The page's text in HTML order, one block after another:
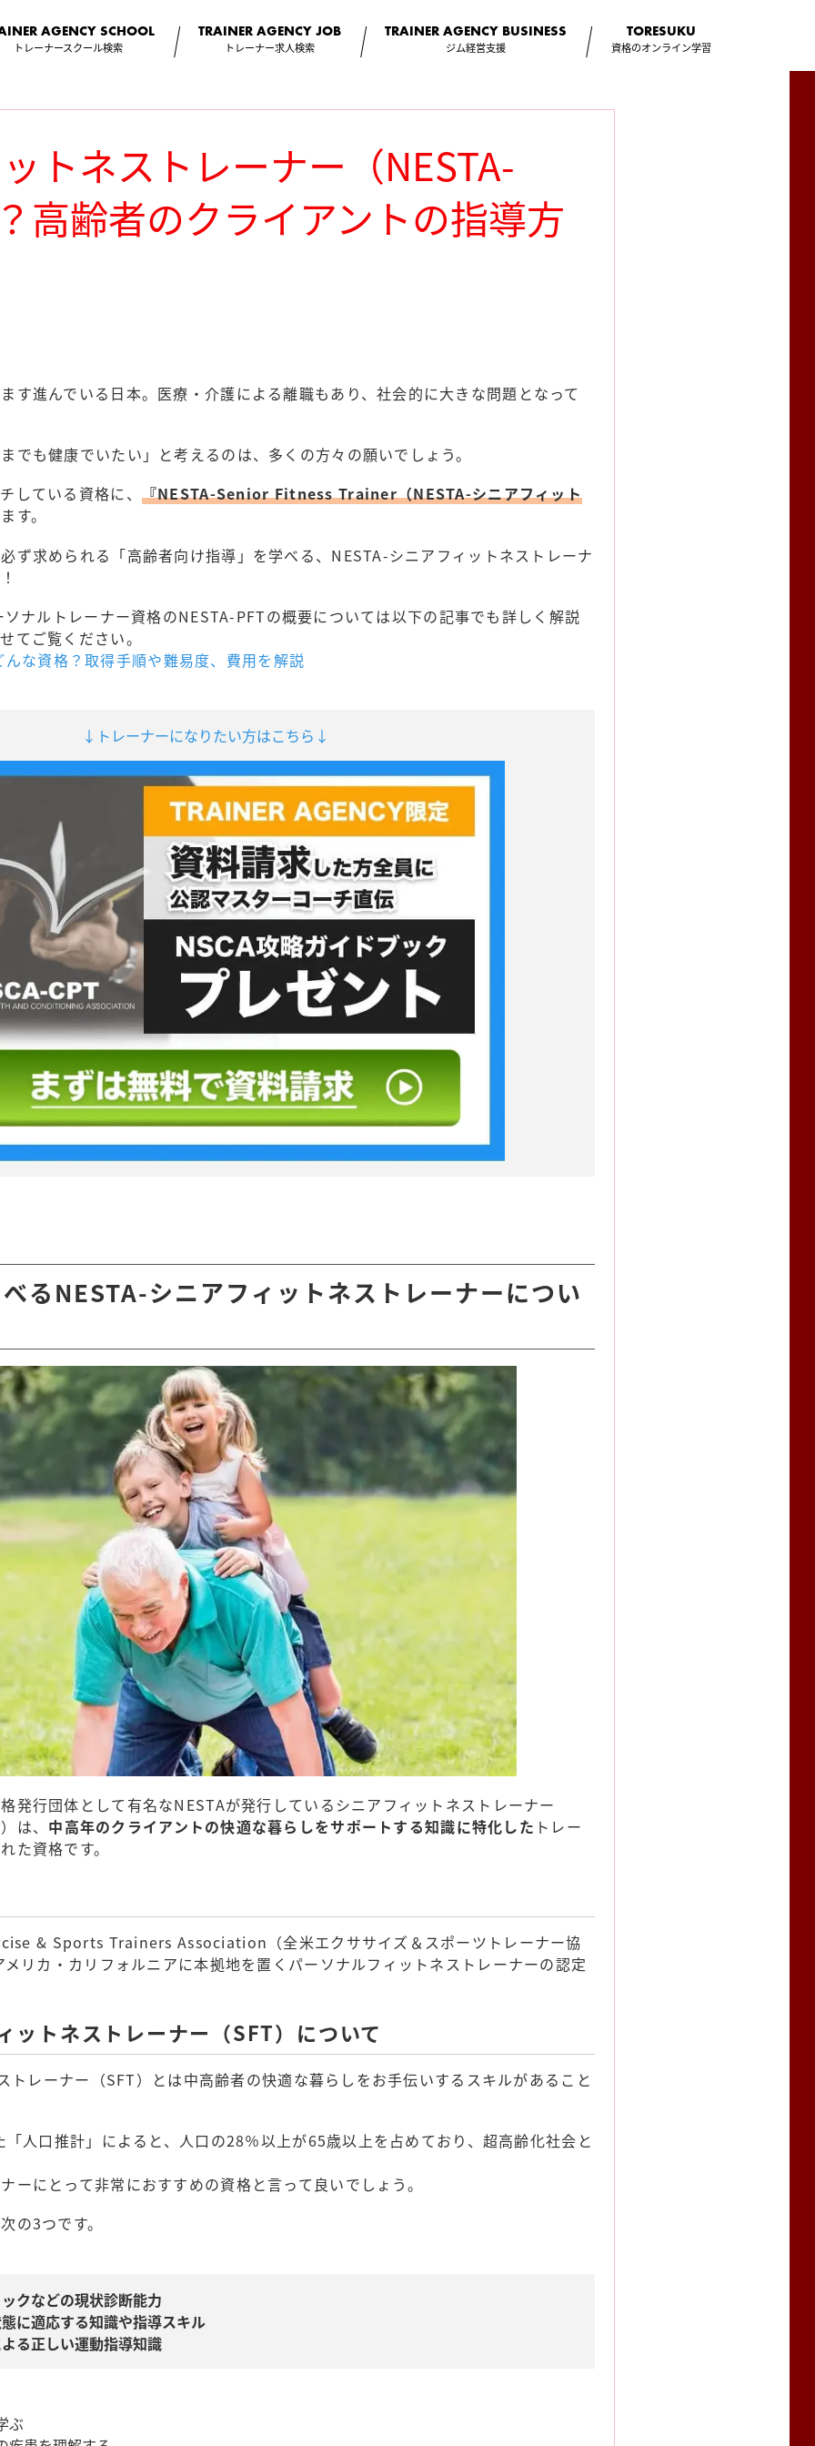
AGENCY SCHOOL
トレーナースクール検索
TRAINER AGENCYJOB
トレーナー求人検索
TRAINER AGENCY BUSINESS
ジム経営支援
TORESUKU
資格のオンライン学習
トネストレーナー（NESTA-
高齢者のクライアントの指導方
す進んでいる日本。医療・介護による離職もあり、社会的に大きな問題となって
でも健康でいたい」と考えるのは、多くの方々の願いでしょう。
している資格に、 『NESTA-Senior Fitness Trainer（NESTA-シニアフィット
す。
ず求められる「高齢者向け指導」を学べる、NESTA-シニアフィットネストレーナ
ナルトレーナー資格のNESTA-PFTの概要については以下の記事でも詳しく解説
てご覧ください。
な資格？取得手順や難易度、費用を解説
↓トレーナーになりたい方はこちら↓
るNESTA-シニアフィットネストレーナーについ
発行団体として有名なNESTAが発行しているシニアフィットネストレーナー
は、 中高年のクライアントの快適な暮らしをサポートする知識に特化した トレー
た資格です。
& Sports Trainers Association（全米エクササイズ＆スポーツトレーナー協
リカ・カリフォルニアに本拠地を置くパーソナルフィットネストレーナーの認定
ットネストレーナー（SFT）について
トレーナー（SFT）とは中高齢者の快適な暮らしをお手伝いするスキルがあること
人口推計」によると、人口の28％以上が65歳以上を占めており、超高齢化社会と
ーにとって非常におすすめの資格と言って良いでしょう。
の3つです。
クなどの現状診断能力
に適応する知識や指導スキル
る正しい運動指導知識
ぶ